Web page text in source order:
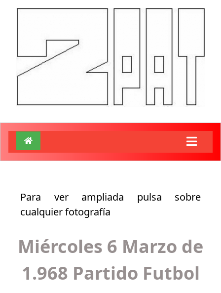
Para ver ampliada pulsa sobre
cualquier fotografía
Miércoles 6 Marzo de
1.968 Partido Futbol